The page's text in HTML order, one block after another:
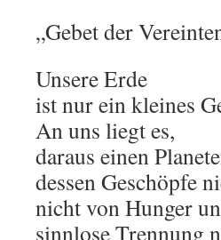
„Gebet der
Unsere Erde
ist nur ein kleines
An uns liegt es,
daraus einen
dessen Geschöpfe
nicht von Hunger
sinnlose Trennung